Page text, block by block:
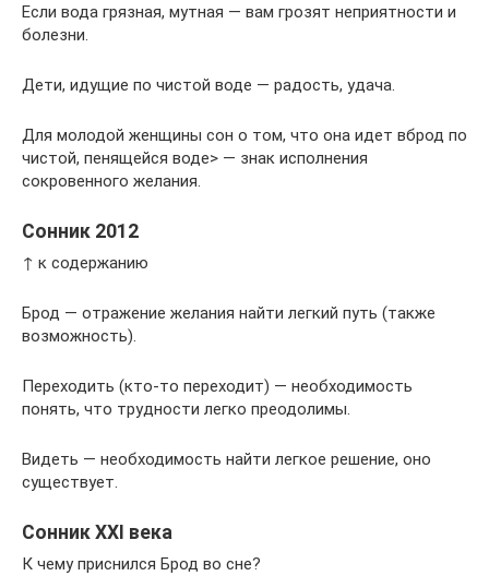
Если вода грязная, мутная — вам грозят неприятности и
болезни.
Дети, идущие по чистой воде — радость, удача.
Для молодой женщины сон о том, что она идет вброд по
чистой, пенящейся воде> — знак исполнения
сокровенного желания.
Сонник 2012
↑ к содержанию
Брод — отражение желания найти легкий путь (также
возможность).
Переходить (кто-то переходит) — необходимость
понять, что трудности легко преодолимы.
Видеть — необходимость найти легкое решение, оно
существует.
Сонник XXI века
К чему приснился Брод во сне?